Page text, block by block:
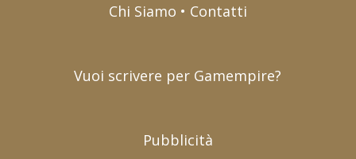
Chi Siamo • Contatti
Vuoi scrivere per Gamempire?
Pubblicità